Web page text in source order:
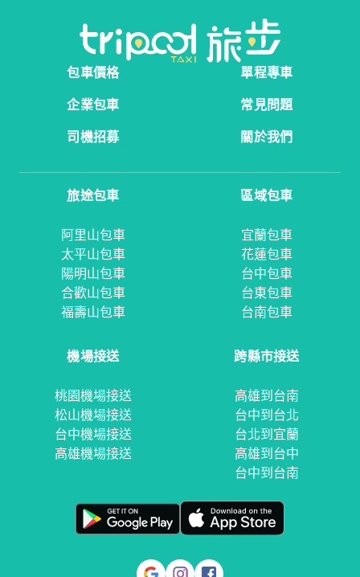
包車價格
單程專車
企業包車
常見問題
司機招募
關於我們
旅途包車
阿里山包車
太平山包車
陽明山包車
合歡山包車
福壽山包車
區域包車
宜蘭包車
花蓮包車
台中包車
台東包車
台南包車
機場接送
桃園機場接送
松山機場接送
台中機場接送
高雄機場接送
跨縣市接送
高雄到台南
台中到台北
台北到宜蘭
高雄到台中
台中到台南